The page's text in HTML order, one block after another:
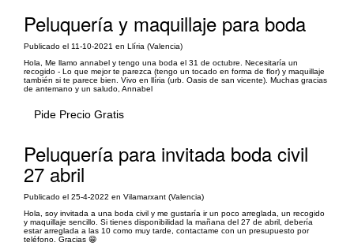
Peluquería y maquillaje para boda
Publicado el 11-10-2021 en Llíria (Valencia)
Hola, Me llamo annabel y tengo una boda el 31 de octubre. Necesitaría un
recogido - Lo que mejor te parezca (tengo un tocado en forma de flor) y maquillaje
también si te parece bien. Vivo en llíria (urb. Oasis de san vicente). Muchas gracias
de antemano y un saludo, Annabel
Pide Precio Gratis
Peluquería para invitada boda civil
27 abril
Publicado el 25-4-2022 en Vilamarxant (Valencia)
Hola, soy invitada a una boda civil y me gustaría ir un poco arreglada, un recogido
y maquillaje sencillo. Si tienes disponibilidad la mañana del 27 de abril, debería
estar arreglada a las 10 como muy tarde, contactame con un presupuesto por
teléfono. Gracias 😁